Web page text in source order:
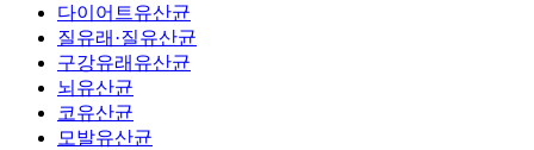
다이어트유산균
질유래·질유산균
구강유래유산균
뇌유산균
코유산균
모발유산균